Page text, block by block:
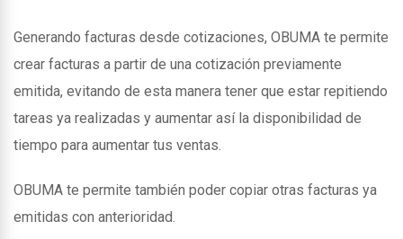
Generando facturas desde cotizaciones, OBUMA te permite
crear facturas a partir de una cotización previamente
emitida, evitando de esta manera tener que estar repitiendo
tareas ya realizadas y aumentar así la disponibilidad de
tiempo para aumentar tus ventas.
OBUMA te permite también poder copiar otras facturas ya
emitidas con anterioridad.